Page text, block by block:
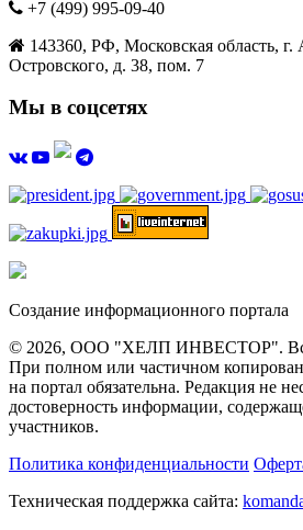
+7 (499) 995-09-40
143360, РФ, Московская область, г.
Островского, д. 38, пом. 7
Мы в соцсетях
Создание информационного портала
© 2026, ООО "ХЕЛП ИНВЕСТОР".
При полном или частичном
на портал обязательна. Редакция не
достоверность информации,
участников.
Политика конфиденциальности
Техническая поддержка сайта: